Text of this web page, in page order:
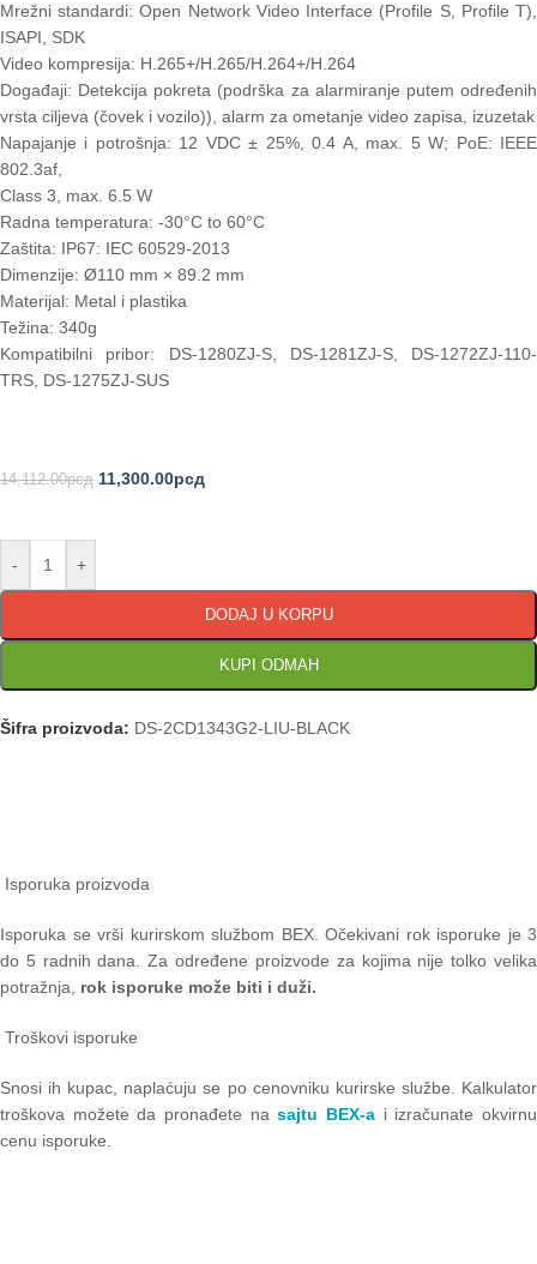
Mrežni standardi: Open Network Video Interface (Profile S, Profile T),
ISAPI, SDK
Video kompresija: H.265+/H.265/H.264+/H.264
Događaji: Detekcija pokreta (podrška za alarmiranje putem određenih
vrsta ciljeva (čovek i vozilo)), alarm za ometanje video zapisa, izuzetak
Napajanje i potrošnja: 12 VDC ± 25%, 0.4 A, max. 5 W; PoE: IEEE
802.3af,
Class 3, max. 6.5 W
Radna temperatura: -30°C to 60°C
Zaštita: IP67: IEC 60529-2013
Dimenzije: Ø110 mm × 89.2 mm
Materijal: Metal i plastika
Težina: 340g
Kompatibilni pribor: DS-1280ZJ-S, DS-1281ZJ-S, DS-1272ZJ-110-
TRS, DS-1275ZJ-SUS
14,112.00рсд 11,300.00рсд
- +
DODAJ U KORPU
KUPI ODMAH
Šifra proizvoda: DS-2CD1343G2-LIU-BLACK
Isporuka proizvoda
Isporuka se vrši kurirskom službom BEX. Očekivani rok isporuke je 3
do 5 radnih dana. Za određene proizvode za kojima nije tolko velika
potražnja, rok isporuke može biti i duži.
Troškovi isporuke
Snosi ih kupac, naplaćuju se po cenovniku kurirske službe. Kalkulator
troškova možete da pronađete nasajtu BEX-a i izračunate okvirnu
cenu isporuke.